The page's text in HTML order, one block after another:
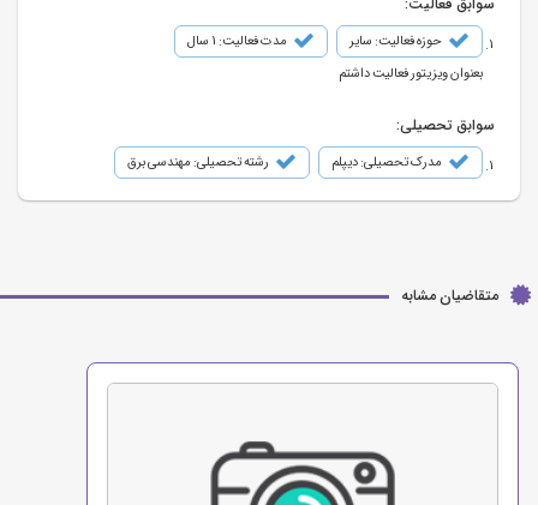
حوزه فعالیت: سایر
مدت فعالیت: 1 سال
بعنوان ویزیتور فعالیت داشتم
سوابق تحصیلی:
مدرک تحصیلی: دیپلم رشته تحصیلی: مهندسی برق
متقاضیان مشابه